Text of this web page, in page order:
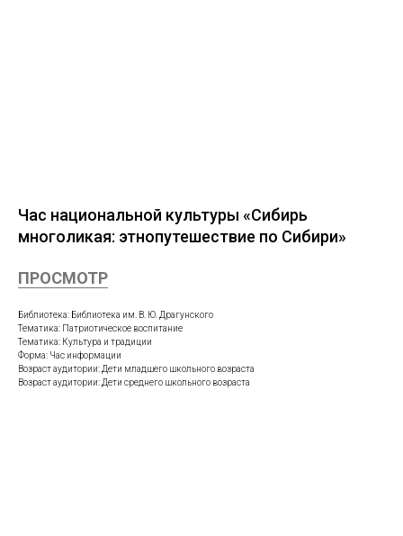
Час национальной культуры «Сибирь
многоликая: этнопутешествие по Сибири»
ПРОСМОТР
Библиотека: Библиотека им. В. Ю. Драгунского
Тематика: Патриотическое воспитание
Тематика: Культура и традиции
Форма: Час информации
Возраст аудитории: Дети младшего школьного возраста
Возраст аудитории: Дети среднего школьного возраста